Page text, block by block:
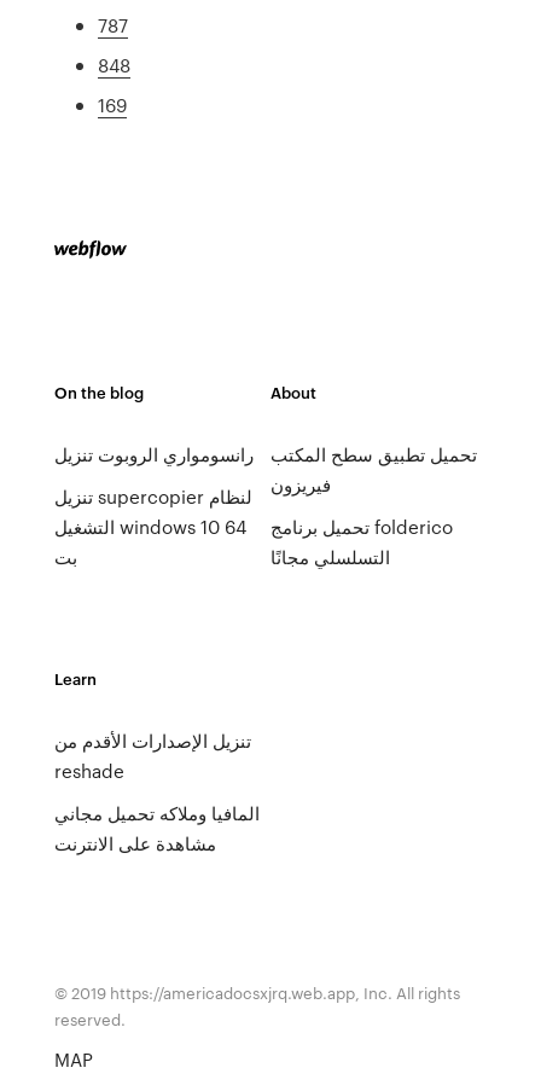
787
848
169
On the blog
رانسومواري الروبوت تنزيل
تنزيل supercopier لنظام
التشغيل windows 10 64
بت
About
تحميل تطبيق سطح المكتب
فيريزون
تحميل برنامج folderico
التسلسلي مجانًا
Learn
تنزيل الإصدارات الأقدم من
reshade
المافيا وملاكه تحميل مجاني
مشاهدة على الانترنت
© 2019 https://americadocsxjrq.web.app, Inc. All rights
reserved.
MAP